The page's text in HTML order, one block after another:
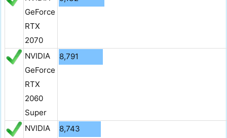
GeForce
RTX
2070
NVIDIA
GeForce
RTX
2060
Super
8,791
NVIDIA
8,743